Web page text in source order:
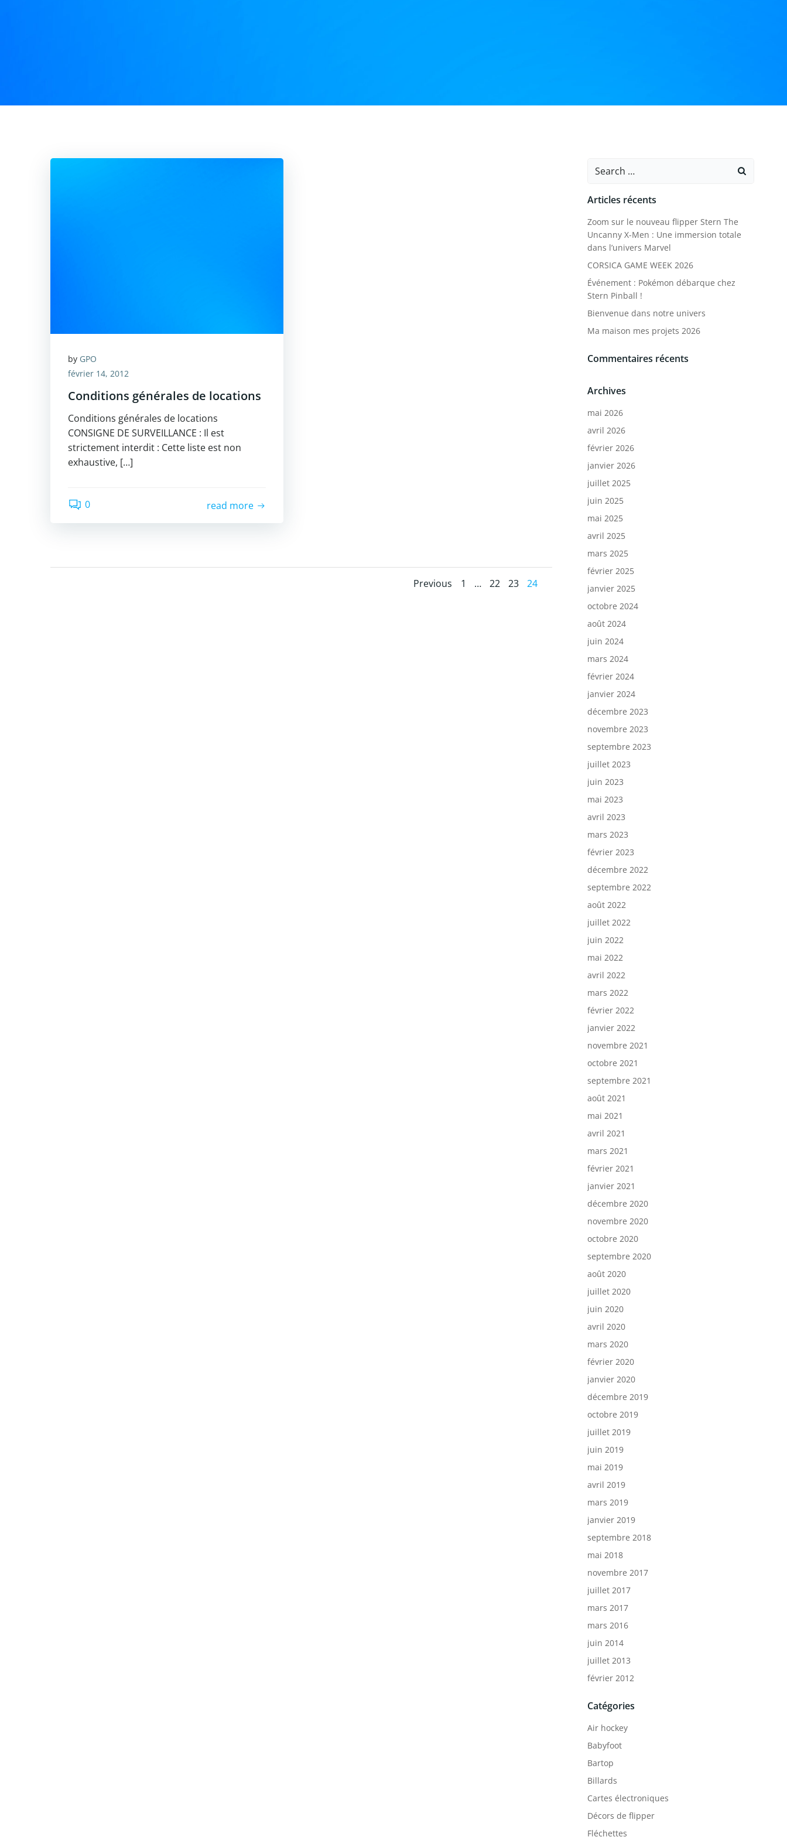
by GPO
février 14, 2012
Conditions générales de locations
Conditions générales de locations
CONSIGNE DE SURVEILLANCE : Il est
strictement interdit : Cette liste est non
exhaustive, […]
0 read more
Posts
Previous
Posts
Page
1 … Page
22 Page
23 Page
24
Search
Articles récents
Zoom sur le nouveau flipper Stern The
Uncanny X-Men : Une immersion totale
dans l’univers Marvel
CORSICA GAME WEEK 2026
Événement : Pokémon débarque chez
Stern Pinball !
Bienvenue dans notre univers
Ma maison mes projets 2026
Commentaires récents
Archives
mai 2026
avril 2026
février 2026
janvier 2026
juillet 2025
juin 2025
mai 2025
avril 2025
mars 2025
février 2025
janvier 2025
octobre 2024
août 2024
juin 2024
mars 2024
février 2024
janvier 2024
décembre 2023
novembre 2023
septembre 2023
juillet 2023
juin 2023
mai 2023
avril 2023
mars 2023
février 2023
décembre 2022
septembre 2022
août 2022
juillet 2022
juin 2022
mai 2022
avril 2022
mars 2022
février 2022
janvier 2022
novembre 2021
octobre 2021
septembre 2021
août 2021
mai 2021
avril 2021
mars 2021
février 2021
janvier 2021
décembre 2020
novembre 2020
octobre 2020
septembre 2020
août 2020
juillet 2020
juin 2020
avril 2020
mars 2020
février 2020
janvier 2020
décembre 2019
octobre 2019
juillet 2019
juin 2019
mai 2019
avril 2019
mars 2019
janvier 2019
septembre 2018
mai 2018
novembre 2017
juillet 2017
mars 2017
mars 2016
juin 2014
juillet 2013
février 2012
Catégories
Air hockey
Babyfoot
Bartop
Billards
Cartes électroniques
Décors de flipper
Fléchettes